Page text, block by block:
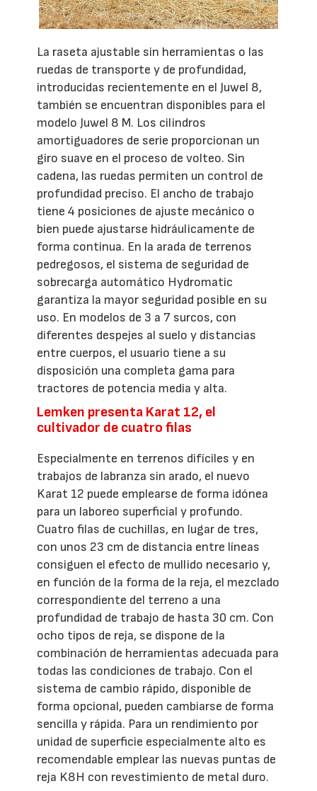
La raseta ajustable sin herramientas o las
ruedas de transporte y de profundidad,
introducidas recientemente en el Juwel 8,
también se encuentran disponibles para el
modelo Juwel 8 M. Los cilindros
amortiguadores de serie proporcionan un
giro suave en el proceso de volteo. Sin
cadena, las ruedas permiten un control de
profundidad preciso. El ancho de trabajo
tiene 4 posiciones de ajuste mecánico o
bien puede ajustarse hidráulicamente de
forma continua. En la arada de terrenos
pedregosos, el sistema de seguridad de
sobrecarga automático Hydromatic
garantiza la mayor seguridad posible en su
uso. En modelos de 3 a 7 surcos, con
diferentes despejes al suelo y distancias
entre cuerpos, el usuario tiene a su
disposición una completa gama para
tractores de potencia media y alta.
Lemken presenta Karat 12, el
cultivador de cuatro filas
Especialmente en terrenos difíciles y en
trabajos de labranza sin arado, el nuevo
Karat 12 puede emplearse de forma idónea
para un laboreo superficial y profundo.
Cuatro filas de cuchillas, en lugar de tres,
con unos 23 cm de distancia entre líneas
consiguen el efecto de mullido necesario y,
en función de la forma de la reja, el mezclado
correspondiente del terreno a una
profundidad de trabajo de hasta 30 cm. Con
ocho tipos de reja, se dispone de la
combinación de herramientas adecuada para
todas las condiciones de trabajo. Con el
sistema de cambio rápido, disponible de
forma opcional, pueden cambiarse de forma
sencilla y rápida. Para un rendimiento por
unidad de superficie especialmente alto es
recomendable emplear las nuevas puntas de
reja K8H con revestimiento de metal duro.